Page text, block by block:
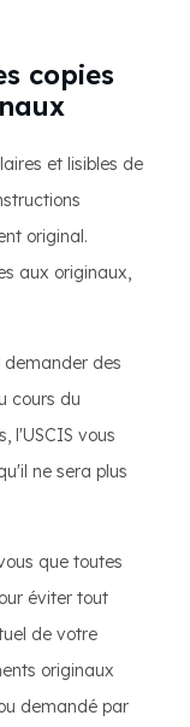
copies
et lisibles de
original.
aux originaux,
demander des
cours du
l'USCIS vous
ne sera plus
que toutes
éviter tout
de votre
originaux
demandé par